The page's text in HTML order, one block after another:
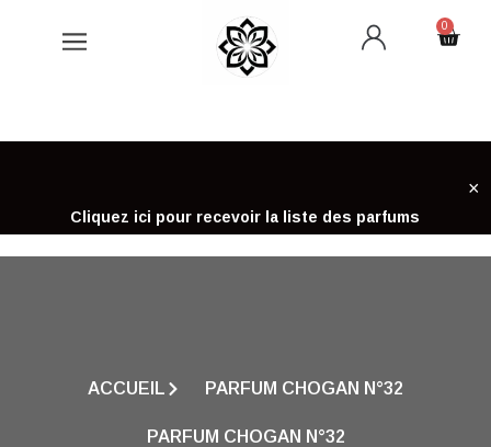
0
Cart
Cliquez ici pour recevoir la liste des parfums
×
ACCUEIL PARFUM CHOGAN N°32
PARFUM CHOGAN N°32